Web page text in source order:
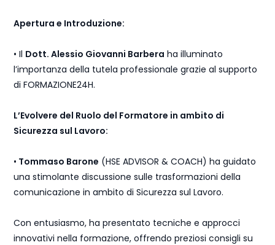
Apertura e Introduzione:
• Il Dott. Alessio Giovanni Barbera ha illuminato
l’importanza della tutela professionale grazie al supporto
di FORMAZIONE24H.
L’Evolvere del Ruolo del Formatore in ambito di
Sicurezza sul Lavoro:
• Tommaso Barone (HSE ADVISOR & COACH) ha guidato
una stimolante discussione sulle trasformazioni della
comunicazione in ambito di Sicurezza sul Lavoro.
Con entusiasmo, ha presentato tecniche e approcci
innovativi nella formazione, offrendo preziosi consigli su